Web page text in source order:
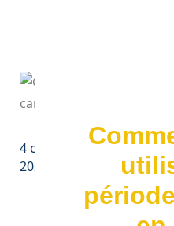
4 commentaires/ Par
2021